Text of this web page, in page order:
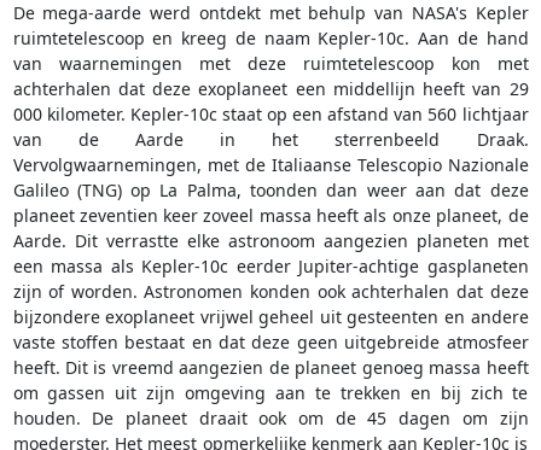
De mega-aarde werd ontdekt met behulp van NASA's Kepler
ruimtetelescoop en kreeg de naam Kepler-10c. Aan de hand
van waarnemingen met deze ruimtetelescoop kon met
achterhalen dat deze exoplaneet een middellijn heeft van 29
000 kilometer. Kepler-10c staat op een afstand van 560 lichtjaar
van de Aarde in het sterrenbeeld Draak.
Vervolgwaarnemingen, met de Italiaanse Telescopio Nazionale
Galileo (TNG) op La Palma, toonden dan weer aan dat deze
planeet zeventien keer zoveel massa heeft als onze planeet, de
Aarde. Dit verrastte elke astronoom aangezien planeten met
een massa als Kepler-10c eerder Jupiter-achtige gasplaneten
zijn of worden. Astronomen konden ook achterhalen dat deze
bijzondere exoplaneet vrijwel geheel uit gesteenten en andere
vaste stoffen bestaat en dat deze geen uitgebreide atmosfeer
heeft. Dit is vreemd aangezien de planeet genoeg massa heeft
om gassen uit zijn omgeving aan te trekken en bij zich te
houden. De planeet draait ook om de 45 dagen om zijn
moederster. Het meest opmerkelijke kenmerk aan Kepler-10c is